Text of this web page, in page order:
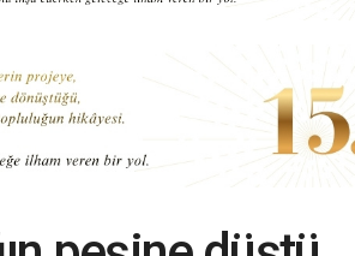
MODA GÜZELLIK YAŞAM